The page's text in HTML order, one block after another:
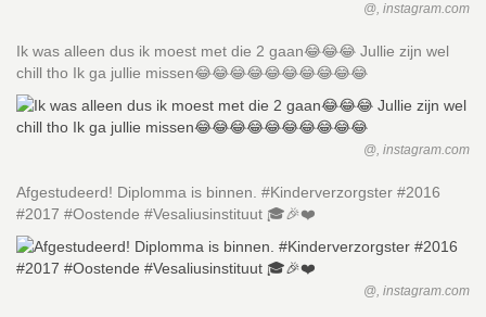
@, instagram.com
Ik was alleen dus ik moest met die 2 gaan😂😂😂 Jullie zijn wel
chill tho Ik ga jullie missen😂😂😂😂😂😂😂😂😂😂
@, instagram.com
Afgestudeerd! Diplomma is binnen. #Kinderverzorgster #2016
#2017 #Oostende #Vesaliusinstituut 🎓🎉❤️
@, instagram.com